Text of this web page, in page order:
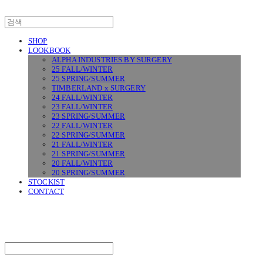
SHOP
LOOKBOOK
ALPHA INDUSTRIES BY SURGERY
25 FALL/WINTER
25 SPRING/SUMMER
TIMBERLAND x SURGERY
24 FALL/WINTER
23 FALL/WINTER
23 SPRING/SUMMER
22 FALL/WINTER
22 SPRING/SUMMER
21 FALL/WINTER
21 SPRING/SUMMER
20 FALL/WINTER
20 SPRING/SUMMER
STOCKIST
CONTACT